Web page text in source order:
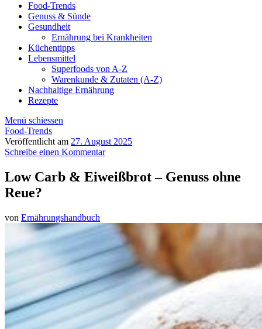
Food-Trends
Genuss & Sünde
Gesundheit
Ernährung bei Krankheiten
Küchentipps
Lebensmittel
Superfoods von A-Z
Warenkunde & Zutaten (A-Z)
Nachhaltige Ernährung
Rezepte
Menü schiessen
Food-Trends
Veröffentlicht am 27. August 2025
Schreibe einen Kommentar
Low Carb & Eiweißbrot – Genuss ohne
Reue?
von Ernährungshandbuch